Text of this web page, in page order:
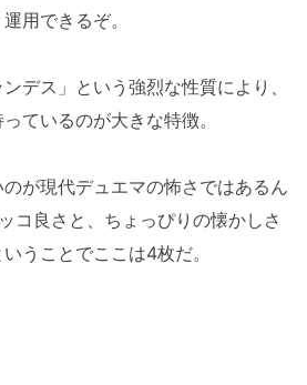
用できるぞ。
デス」という強烈な性質により、
ているのが大きな特徴。
が現代デュエマの怖さではあるん
コ良さと、ちょっぴりの懐かしさ
うことでここは4枚だ。